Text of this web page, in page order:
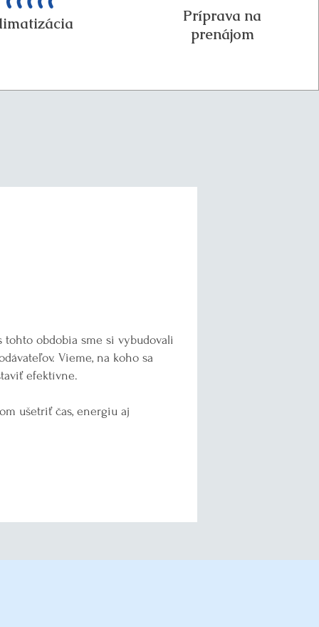
Príprava na
prenájom
tohto obdobia sme si vybudovali
Vieme, na koho sa
efektívne.
ušetriť čas, energiu aj